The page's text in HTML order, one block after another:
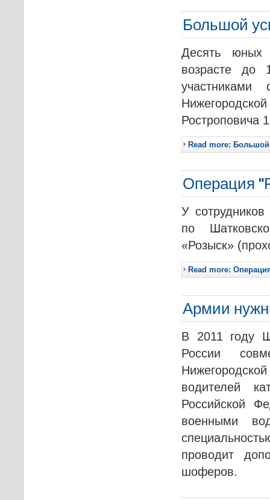
Большой
Десять юных
возрасте до
Ростроповича
Read more:
Операция
У
по
«Розыск»
Read more:
Армии
В 2011 году
России
водителей
Российской
военными
проводит
шоферов.